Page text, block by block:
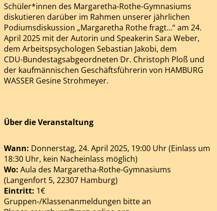
Schüler*innen des Margaretha-Rothe-Gymnasiums
diskutieren darüber im Rahmen unserer jährlichen
Podiumsdiskussion „Margaretha Rothe fragt…“ am 24.
April 2025 mit der Autorin und Speakerin Sara Weber,
dem Arbeitspsychologen Sebastian Jakobi, dem
CDU-Bundestagsabgeordneten Dr. Christoph Ploß und
der kaufmännischen Geschäftsführerin von HAMBURG
WASSER Gesine Strohmeyer.
Über die Veranstaltung
Wann: Donnerstag, 24. April 2025, 19:00 Uhr (Einlass um
18:30 Uhr, kein Nacheinlass möglich)
Wo: Aula des Margaretha-Rothe-Gymnasiums
(Langenfort 5, 22307 Hamburg)
Eintritt: 1€
Gruppen-/Klassenanmeldungen bitte an